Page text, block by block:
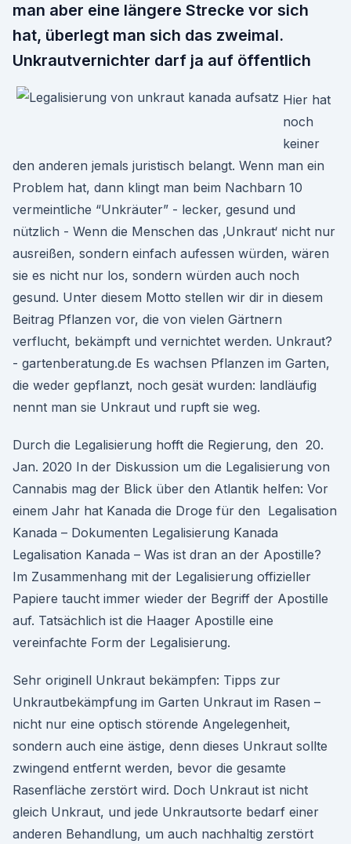
man aber eine längere Strecke vor sich
hat, überlegt man sich das zweimal.
Unkrautvernichter darf ja auf öffentlich
Hier hat
noch
keiner
den anderen jemals juristisch belangt. Wenn man ein
Problem hat, dann klingt man beim Nachbarn 10
vermeintliche “Unkräuter” - lecker, gesund und
nützlich - Wenn die Menschen das ‚Unkraut‘ nicht nur
ausreißen, sondern einfach aufessen würden, wären
sie es nicht nur los, sondern würden auch noch
gesund. Unter diesem Motto stellen wir dir in diesem
Beitrag Pflanzen vor, die von vielen Gärtnern
verflucht, bekämpft und vernichtet werden. Unkraut?
- gartenberatung.de Es wachsen Pflanzen im Garten,
die weder gepflanzt, noch gesät wurden: landläufig
nennt man sie Unkraut und rupft sie weg.
Durch die Legalisierung hofft die Regierung, den 20.
Jan. 2020 In der Diskussion um die Legalisierung von
Cannabis mag der Blick über den Atlantik helfen: Vor
einem Jahr hat Kanada die Droge für den Legalisation
Kanada – Dokumenten Legalisierung Kanada
Legalisation Kanada – Was ist dran an der Apostille?
Im Zusammenhang mit der Legalisierung offizieller
Papiere taucht immer wieder der Begriff der Apostille
auf. Tatsächlich ist die Haager Apostille eine
vereinfachte Form der Legalisierung.
Sehr originell Unkraut bekämpfen: Tipps zur
Unkrautbekämpfung im Garten Unkraut im Rasen –
nicht nur eine optisch störende Angelegenheit,
sondern auch eine ästige, denn dieses Unkraut sollte
zwingend entfernt werden, bevor die gesamte
Rasenfläche zerstört wird. Doch Unkraut ist nicht
gleich Unkraut, und jede Unkrautsorte bedarf einer
anderen Behandlung, um auch nachhaltig zerstört